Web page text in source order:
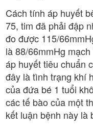
Cách tính áp huyết
75, tim đã phải đập
đo được 115/
là 88/66mmHg
áp huyết tiêu chuẩn
đây là tình trạng khí
của đứa bé 1 tuổi
các tế bào của một
kết luận bệnh này là